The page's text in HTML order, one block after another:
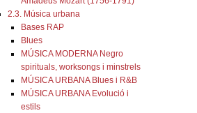
2.3. Música urbana
Bases RAP
Blues
MÚSICA MODERNA Negro
spirituals, worksongs i minstrels
MÚSICA URBANA Blues i R&B
MÚSICA URBANA Evolució i
estils